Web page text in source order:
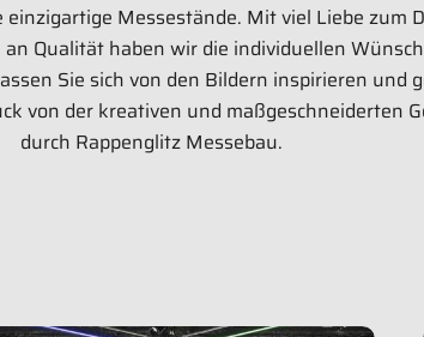
Messestände. Mit viel Liebe zum
Qualität haben wir die individuellen
Sie sich von den Bildern inspirieren und
von der kreativen und maßgeschneiderten
durch Rappenglitz Messebau.